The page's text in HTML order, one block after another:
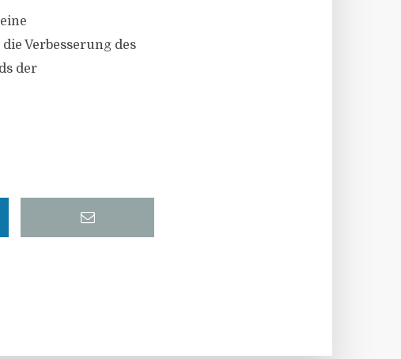
Verbesserung des
der